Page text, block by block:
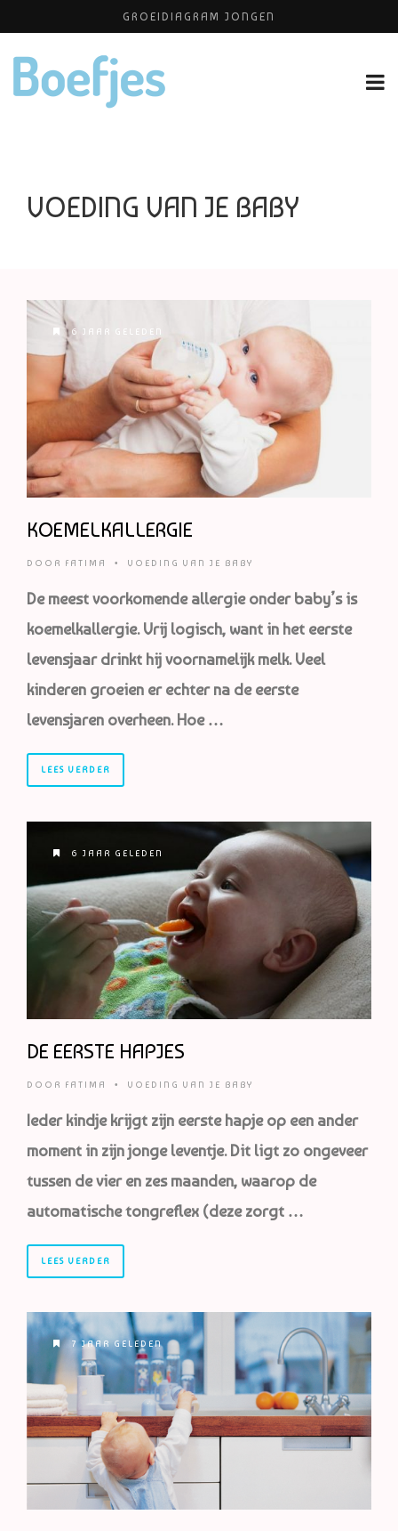
GROEIDIAGRAM JONGEN
ONTZWANGEREN
VOEDING VAN JE BABY
6 JAAR GELEDEN
KOEMELKALLERGIE
DOOR FATIMA • VOEDING VAN JE BABY
De meest voorkomende allergie onder baby’s is
koemelkallergie. Vrij logisch, want in het eerste
levensjaar drinkt hij voornamelijk melk. Veel
kinderen groeien er echter na de eerste
levensjaren overheen. Hoe …
LEES VERDER
6 JAAR GELEDEN
DE EERSTE HAPJES
DOOR FATIMA • VOEDING VAN JE BABY
Ieder kindje krijgt zijn eerste hapje op een ander
moment in zijn jonge leventje. Dit ligt zo ongeveer
tussen de vier en zes maanden, waarop de
automatische tongreflex (deze zorgt …
LEES VERDER
7 JAAR GELEDEN